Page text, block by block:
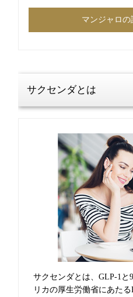
マンジャロの
サクセンダとは
サクセンダとは、GLP-1と
リカの厚生労働省にあた